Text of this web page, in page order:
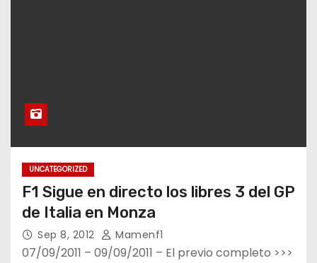
UNCATEGORIZED
F1 Sigue en directo los libres 3 del GP
de Italia en Monza
Sep 8, 2012 Mamenf1
07/09/2011 – 09/09/2011 – El previo completo >>>